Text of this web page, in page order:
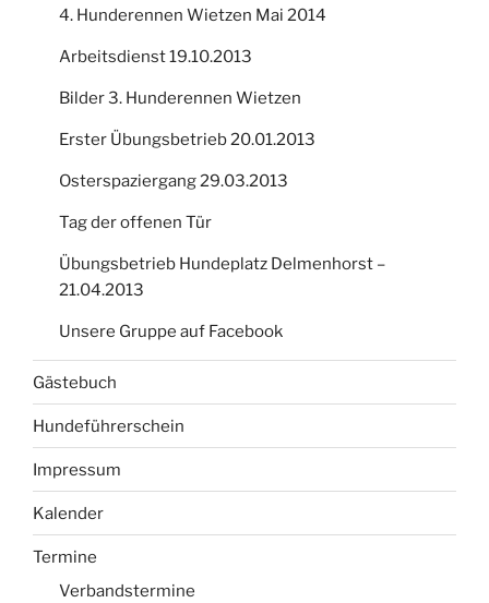
4. Hunderennen Wietzen Mai 2014
Arbeitsdienst 19.10.2013
Bilder 3. Hunderennen Wietzen
Erster Übungsbetrieb 20.01.2013
Osterspaziergang 29.03.2013
Tag der offenen Tür
Übungsbetrieb Hundeplatz Delmenhorst –
21.04.2013
Unsere Gruppe auf Facebook
Gästebuch
Hundeführerschein
Impressum
Kalender
Termine
Verbandstermine